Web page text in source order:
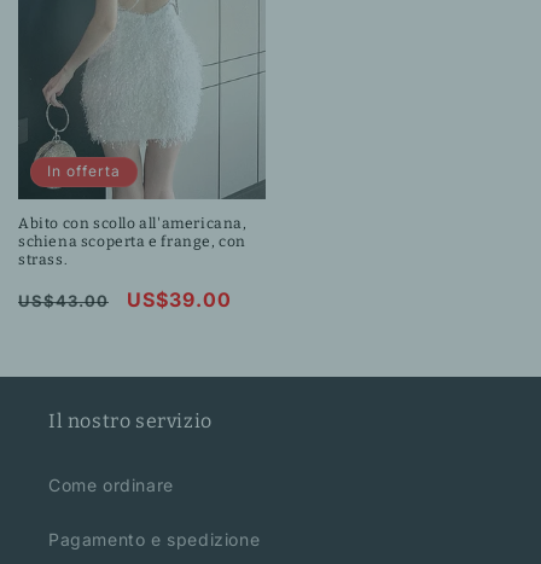
In offerta
Abito con scollo all'americana,
schiena scoperta e frange, con
strass.
Prezzo
US$43.00
Prezzo
US$39.00
Il nostro servizio
Come ordinare
Pagamento e spedizione